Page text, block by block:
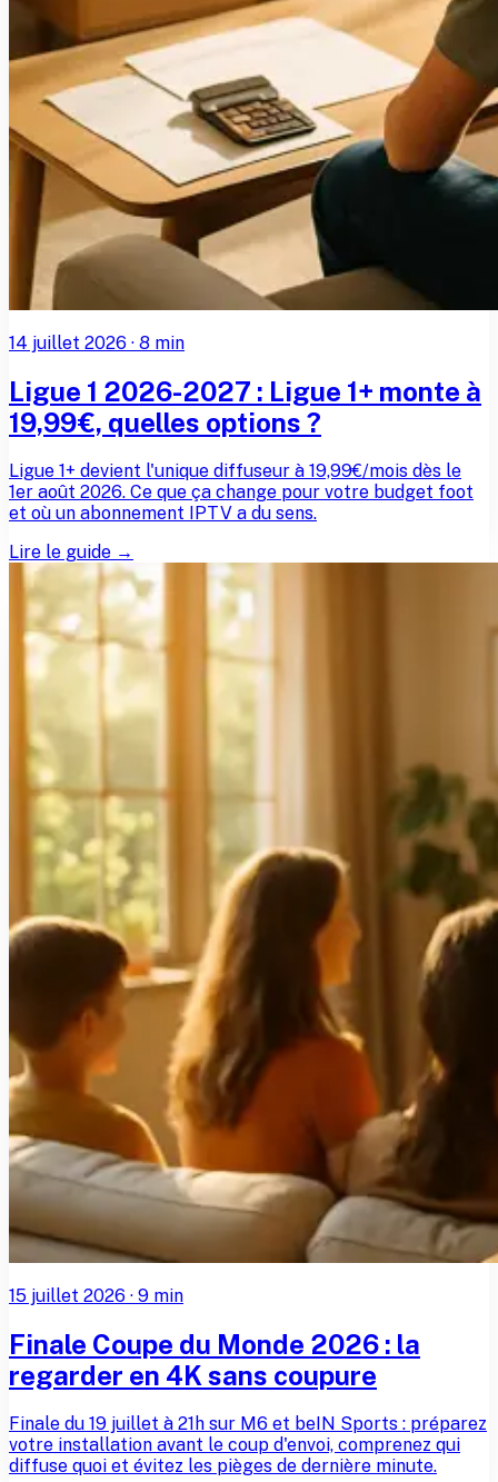
14 juillet 2026 · 8 min
Ligue 1 2026-2027 : Ligue 1+ monte à
19,99€, quelles options ?
Ligue 1+ devient l'unique diffuseur à 19,99€/mois dès le
1er août 2026. Ce que ça change pour votre budget foot
et où un abonnement IPTV a du sens.
Lire le guide →
15 juillet 2026 · 9 min
Finale Coupe du Monde 2026 : la
regarder en 4K sans coupure
Finale du 19 juillet à 21h sur M6 et beIN Sports : préparez
votre installation avant le coup d'envoi, comprenez qui
diffuse quoi et évitez les pièges de dernière minute.